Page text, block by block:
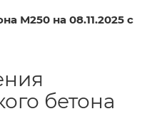
М250 на 08.11.2025 с
бетона